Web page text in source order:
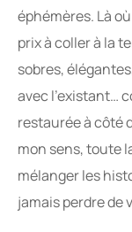
éphémères. Là
prix à coller à la
sobres,
avec l’existant…
restaurée à côté
mon sens, toute
mélanger les
jamais perdre de